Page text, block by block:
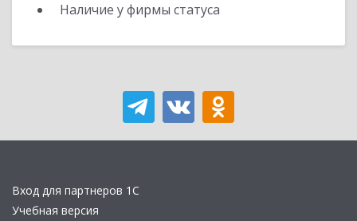
Наличие у фирмы статуса
Вход для партнеров 1С
Учебная версия